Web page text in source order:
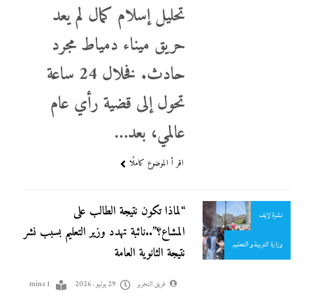
تحليل إسلام كمال لم يعد
حريق ميناء دمياط مجرد
حادث. فخلال 24 ساعة
تحول إلى قضية رأي عام
عالمي، بعد…
اقر أ الموضوع كاملًا
نشرة لايف
وزارة التربية و التعليم
“لماذا تكون نتيجة الطالب على
المشاع؟”..نائبة تهدد وزير التعليم بسبب نشر
نتيجة الثانوية العامة
فريق التحرير 29 يوليو، 2026 1 mins